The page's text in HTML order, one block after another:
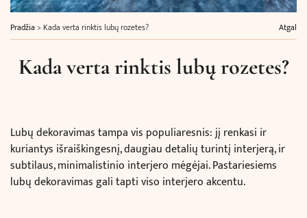
Pradžia> Kada verta rinktis lubų rozetes? Atgal
Kada verta rinktis lubų rozetes?
Lubų dekoravimas tampa vis populiaresnis: jį renkasi ir
kuriantys išraiškingesnį, daugiau detalių turintį interjerą, ir
subtilaus, minimalistinio interjero mėgėjai. Pastariesiems
lubų dekoravimas gali tapti viso interjero akcentu.